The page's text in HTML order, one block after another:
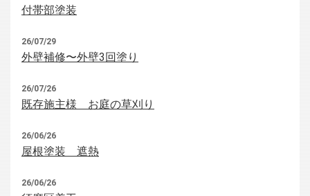
付帯部塗装
26/07/29
外壁補修〜外壁3回塗り
26/07/26
既存施主様 お庭の草刈り
26/06/26
屋根塗装 遮熱
26/06/26